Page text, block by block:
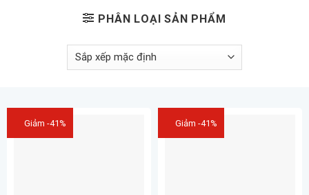
PHÂN LOẠI SẢN PHẨM
Giảm -41% Giảm -41%